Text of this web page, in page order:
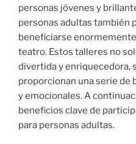
personas jóvenes y
personas adultas también
beneficiarse
teatro. Estos talleres no
divertida y enriquecedora,
proporcionan una serie de
y emocionales. A
beneficios clave de
para personas adultas.